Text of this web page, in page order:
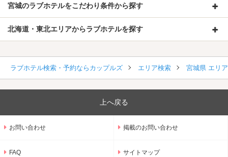
宮城のラブホテルをこだわり条件から探す
北海道・東北エリアからラブホテルを探す
ラブホテル検索・予約ならカップルズ エリア検索 宮城県 エリ
上へ戻る
お問い合わせ 掲載のお問い合わせ
FAQ サイトマップ